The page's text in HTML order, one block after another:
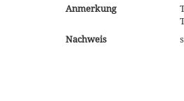
Anmerkung
Nachweis